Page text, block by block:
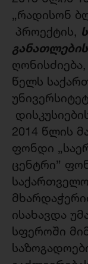
„რადისონ
პროექტის,
წელს
2014 წლის
ფონდი
ცენტრი”
ისახავდა
სფეროში